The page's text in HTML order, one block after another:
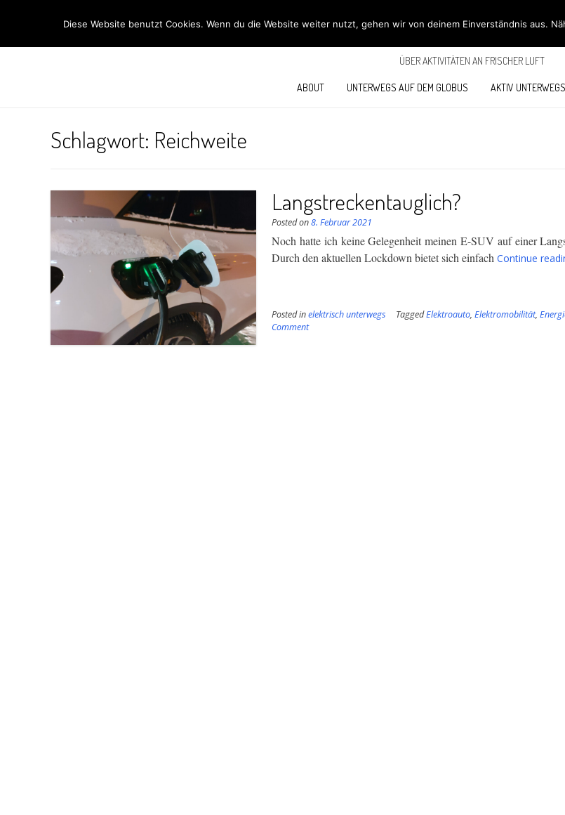
RÖBÜS
ÜBER AKTIVITÄTEN AN FRISCHER LUFT
ABOUT UNTERWEGS AUF DEM GLOBUS AKTIV UNTERWEGS
Schlagwort: Reichweite
Langstreckentauglich?
Posted on8. Februar 2021
Noch hatte ich keine Gelegenheit meinen E-SUV auf einer
Durch den aktuellen Lockdown bietet sich einfachContinue
Posted inelektrisch unterwegs TaggedElektroauto,Elektromobilität,
Comment
Diese Website benutzt Cookies. Wenn du die Website weiter nutzt, gehen wir von deinem Einverständnis aus.